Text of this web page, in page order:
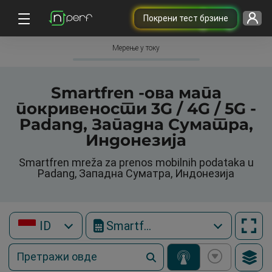
Покрени тест брзине
Мерење у току
Smartfren -ова мапа
покривености 3G / 4G / 5G -
Padang, Западна Суматра,
Индонезија
Smartfren mreža za prenos mobilnih podataka u
Padang, Западна Суматра, Индонезија
ID Smartfren